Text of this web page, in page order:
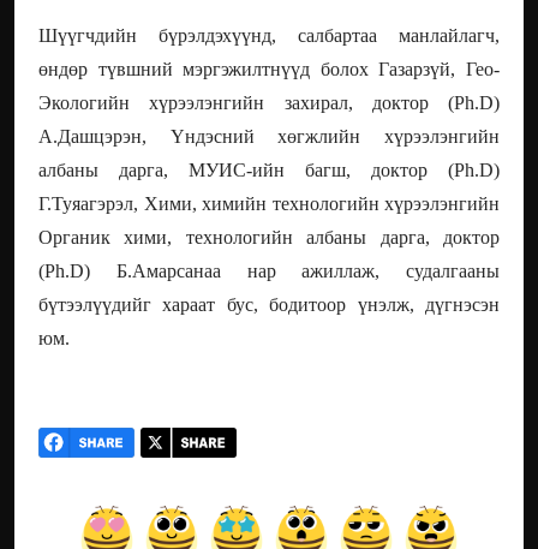
Шүүгчдийн бүрэлдэхүүнд, салбартаа манлайлагч,
өндөр түвшний мэргэжилтнүүд болох Газарзүй, Гео-
Экологийн хүрээлэнгийн захирал, доктор (Ph.D)
А.Дашцэрэн, Үндэсний хөгжлийн хүрээлэнгийн
албаны дарга, МУИС-ийн багш, доктор (Ph.D)
Г.Туяагэрэл, Хими, химийн технологийн хүрээлэнгийн
Органик хими, технологийн албаны дарга, доктор
(Ph.D) Б.Амарсанаа нар ажиллаж, судалгааны
бүтээлүүдийг хараат бус, бодитоор үнэлж, дүгнэсэн
юм.